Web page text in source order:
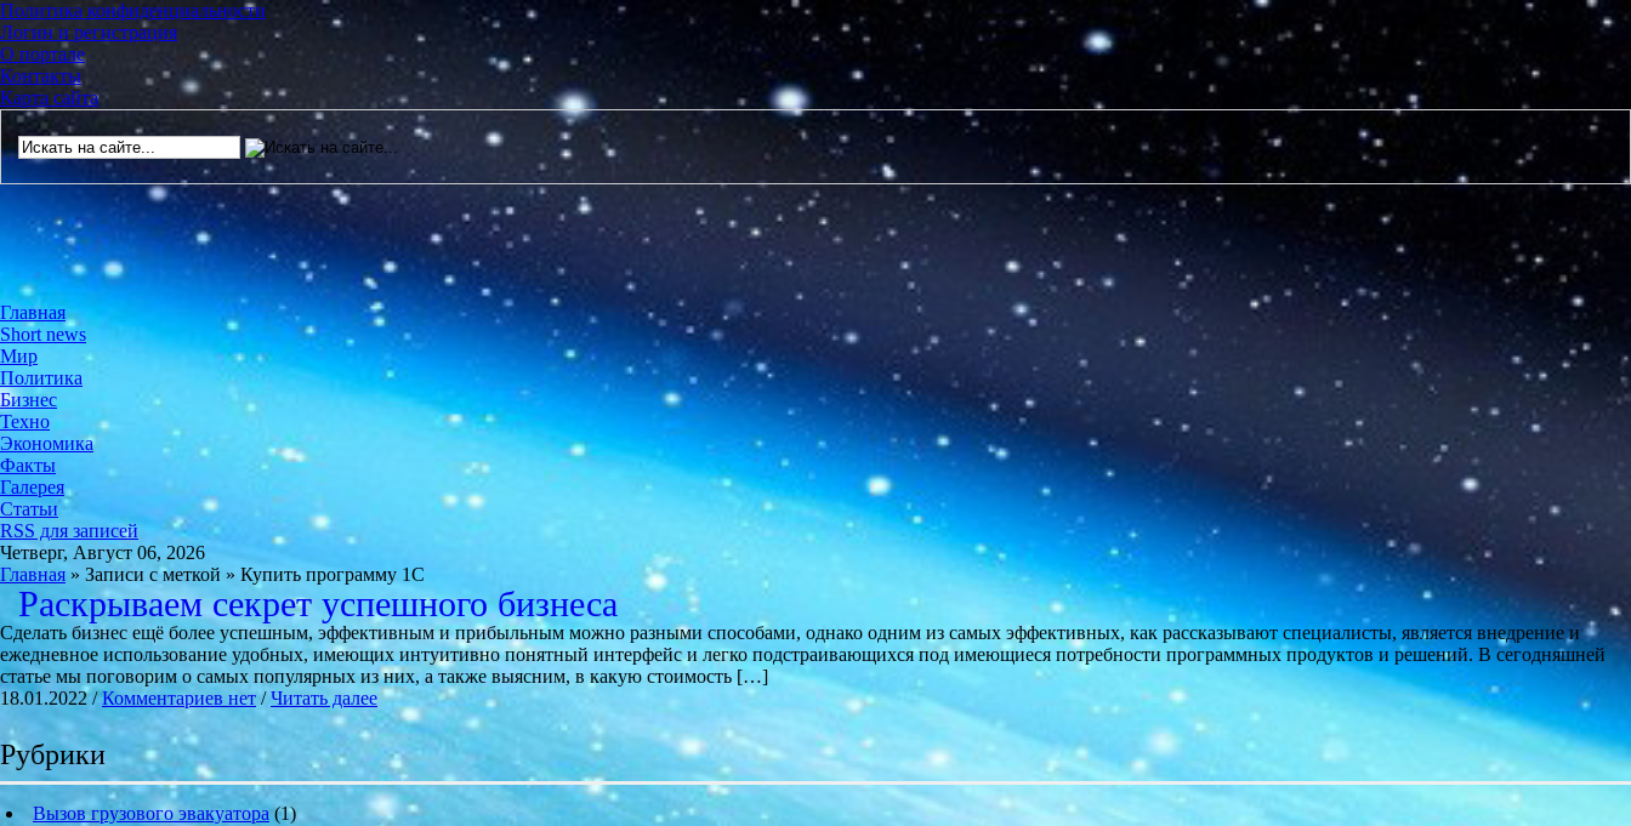
Политика конфиденциальности
Логин и регистрация
О портале
Контакты
Карта сайта
Главная
Short news
Мир
Политика
Бизнес
Техно
Экономика
Факты
Галерея
Статьи
RSS для записей
Четверг, Август 06, 2026
Главная » Записи с меткой » Купить программу 1С
Раскрываем секрет успешного бизнеса
Сделать бизнес ещё более успешным, эффективным и прибыльным можно разными способами, однако одним из самых эффективных, как рассказывают специалисты, является внедрение и
ежедневное использование удобных, имеющих интуитивно понятный интерфейс и легко подстраивающихся под имеющиеся потребности программных продуктов и решений. В сегодняшней
статье мы поговорим о самых популярных из них, а также выясним, в какую стоимость […]
18.01.2022 /Комментариев нет/Читать далее
Рубрики
Вызов грузового эвакуатора (1)